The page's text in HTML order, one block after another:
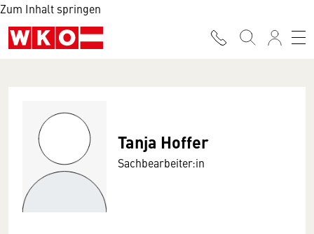
Zum Inhalt springen
Tanja Hoffer
Sachbearbeiter:in